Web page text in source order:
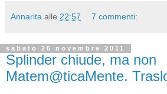
Annarita alle 22:57 7 commenti:
sabato 26 novembre 2011
Splinder chiude, ma non
Matem@ticaMente.